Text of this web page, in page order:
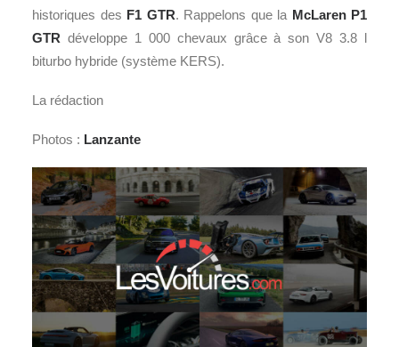
historiques des F1 GTR. Rappelons que la McLaren P1
GTR développe 1 000 chevaux grâce à son V8 3.8 l
biturbo hybride (système KERS).
La rédaction
Photos : Lanzante